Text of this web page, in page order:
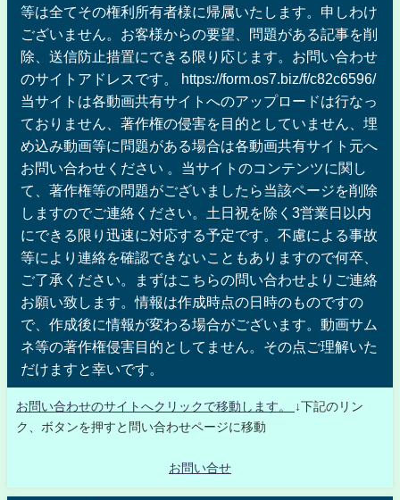
等は全てその権利所有者様に帰属いたします。申しわけ
ございません。お客様からの要望、問題がある記事を削
除、送信防止措置にできる限り応じます。お問い合わせ
のサイトアドレスです。 https://form.os7.biz/f/c82c6596/
当サイトは各動画共有サイトへのアップロードは行なっ
ておりません、著作権の侵害を目的としていません、埋
め込み動画等に問題がある場合は各動画共有サイト元へ
お問い合わせください 。当サイトのコンテンツに関し
て、著作権等の問題がございましたら当該ページを削除
しますのでご連絡ください。土日祝を除く3営業日以内
にできる限り迅速に対応する予定です。不慮による事故
等により連絡を確認できないこともありますので何卒、
ご了承ください。まずはこちらの問い合わせよりご連絡
お願い致します。情報は作成時点の日時のものですの
で、作成後に情報が変わる場合がございます。動画サム
ネ等の著作権侵害目的としてません。その点ご理解いた
だけますと幸いです。
お問い合わせのサイトへクリックで移動します。
↓下記のリン
ク、ボタンを押すと問い合わせページに移動
お問い合せ